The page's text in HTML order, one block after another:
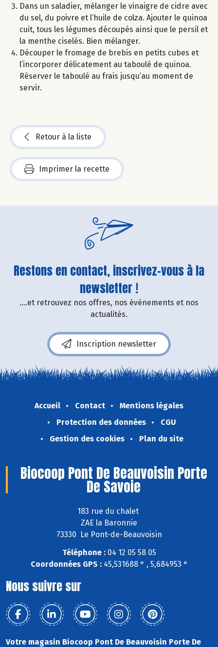
Dans un saladier, mélanger le vinaigre de cidre avec
du sel, du poivre et l’huile de colza. Ajouter le quinoa
cuit, tous les légumes découpés ainsi que le persil et
la menthe ciselés. Bien mélanger.
Découper le fromage de brebis en petits cubes et
l’incorporer délicatement au taboulé de quinoa.
Réserver le taboulé au frais jusqu’au moment de
servir.
Retour à la liste
Imprimer la recette
Restons en contact, inscrivez-vous à la
newsletter !
....et retrouvez nos offres, nos événements et nos
actualités.
Inscription newsletter
Accueil Contact
Mentions légales
Protection des données
CGU
Gestion des cookies
Plan du site
Biocoop Pont De Beauvoisin Porte
De Savoie
183 rue du chalet
ZAE la Baronnie
73330 Le Pont-de-Beauvoisin
Téléphone :04 12 05 58 05
Coordonnées GPS :45,531688 ° , 5,684953 °
Nous suivre sur
Votre magasin Biocoop Pont De Beauvoisin Porte De